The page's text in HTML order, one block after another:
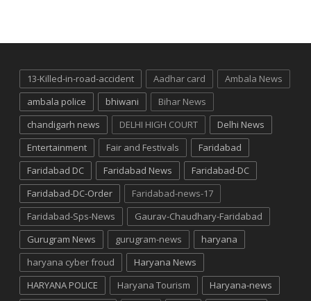
13-Killed-in-road-accident Aadhar card
Ambala News
ambala police
bhiwani
Bihar News
chandigarh news
DELHI HIGH COURT
Delhi News
Entertainment
Fair and Festivals
Faridabad
Faridabad DC
Faridabad News
Faridabad-DC
Faridabad-DC-Order
Faridabad-news-17
Faridabad-Sps-News
Gaurav-Chaudhary-Faridabad
Gurugram News
gurugram-news
haryana
haryana cyber froud
Haryana News
HARYANA POLICE
Haryana Tourism
Haryana-news